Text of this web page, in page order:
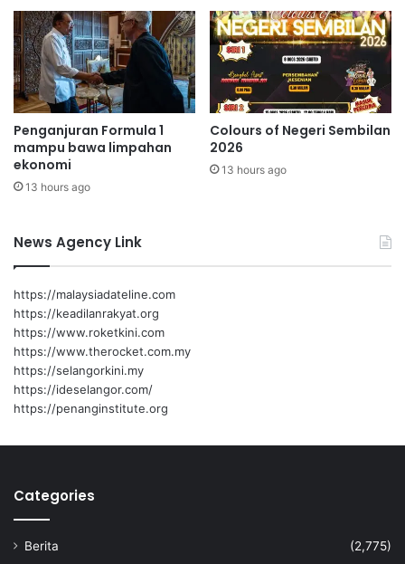
a
Penganjuran Formula 1
mampu bawa limpahan
ekonomi
13 hours ago
Colours of Negeri Sembilan
2026
13 hours ago
News Agency Link
https://malaysiadateline.com
https://keadilanrakyat.org
https://www.roketkini.com
https://www.therocket.com.my
https://selangorkini.my
https://ideselangor.com/
https://penanginstitute.org
Categories
Berita
(2,775)